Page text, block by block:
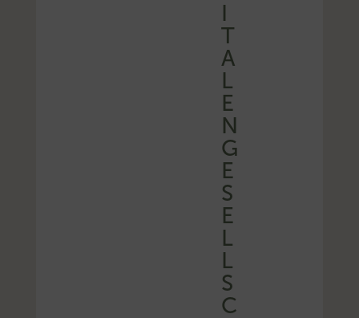
I
T
A
L
E
N
G
E
S
E
L
L
S
C